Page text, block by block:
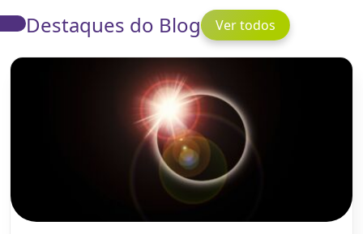
Destaques do Blog Ver todos